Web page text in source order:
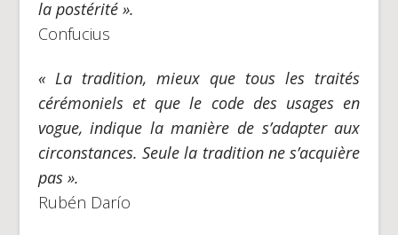
la postérité ».
Confucius
« La tradition, mieux que tous les traités
cérémoniels et que le code des usages en
vogue, indique la manière de s’adapter aux
circonstances. Seule la tradition ne s’acquière
pas ».
Rubén Darío